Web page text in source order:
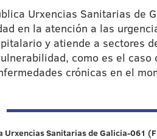
Urxencias Sanitarias de
en la atención a las
y atiende a sectores
como es el caso
crónicas en el
Urxencias Sanitarias de Galicia-061